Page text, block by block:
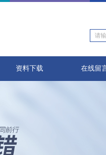
资料下载 在线留